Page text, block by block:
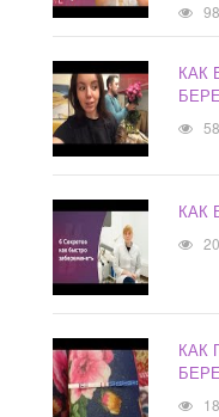
КАК
КАК
КАК